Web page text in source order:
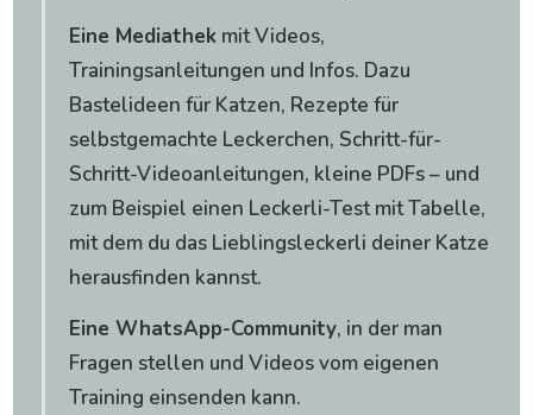
Eine Mediathekmit Videos,
Trainingsanleitungen und Infos. Dazu
Bastelideen für Katzen, Rezepte für
selbstgemachte Leckerchen, Schritt-für-
Schritt-Videoanleitungen, kleine PDFs – und
zum Beispiel einen Leckerli-Test mit Tabelle,
mit dem du das Lieblingsleckerli deiner Katze
herausfinden kannst.
Eine WhatsApp-Community, in der man
Fragen stellen und Videos vom eigenen
Training einsenden kann.